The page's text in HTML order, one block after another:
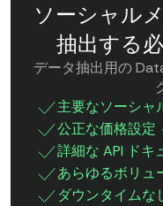
ソーシャル
抽出する
データ抽出用の
主要なソーシャ
公正な価格設定
詳細な API ドキ
あらゆるボリュ
ダウンタイムな